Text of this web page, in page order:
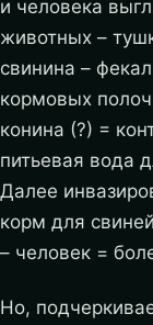
и человека
животных –
свинина –
кормовых
конина (?) =
питьевая вода
Далее
корм для
– человек =
Но,